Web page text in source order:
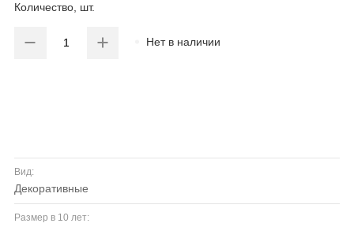
Количество, шт.
Нет в наличии
Вид:
декоративные
Размер в 10 лет: